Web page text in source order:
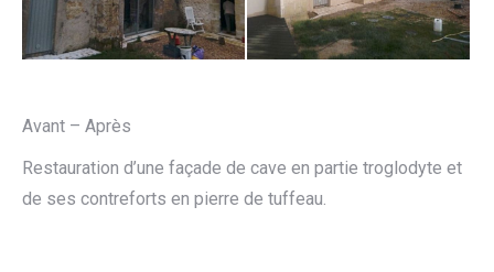
Avant – Après
Restauration d’une façade de cave en partie troglodyte et
de ses contreforts en pierre de tuffeau.